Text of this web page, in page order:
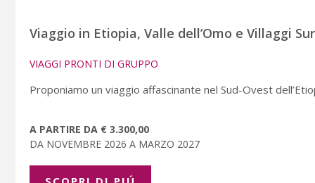
Viaggio in Etiopia, Valle dell’Omo e Villaggi
VIAGGI PRONTI DI GRUPPO
Proponiamo un viaggio affascinante nel Sud-Ovest
A PARTIRE DA € 3.300,00
DA NOVEMBRE 2026 A MARZO 2027